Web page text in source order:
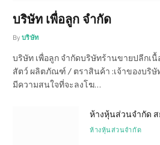
บริษัท เพื่อลูก จำกัด
By บริษัท
บริษัท เพื่อลูก จำกัดบริษัทร้านขายปลีก
สัตว์ ผลิตภัณฑ์ / ตราสินค้า :เจ้าของบริ
มีความสนใจที่จะลงโฆ…
ห้างหุ้นส่วนจำกัด ส
ห้างหุ้นส่วนจำกัด